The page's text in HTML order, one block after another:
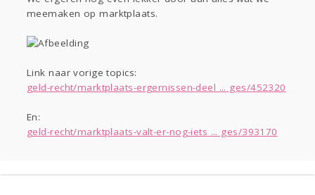
Contact
Lezen
meemaken op marktplaats.
Link naar vorige topics:
geld-recht/marktplaats-ergernissen-deel ... ges/452320
En:
geld-recht/marktplaats-valt-er-nog-iets ... ges/393170